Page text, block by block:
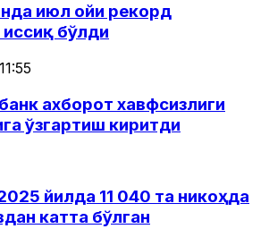
июл ойи рекорд
бўлди
11:55
ахборот хавфсизлиги
ўзгартиш киритди
йилда 11 040 та никоҳда
катта бўлган